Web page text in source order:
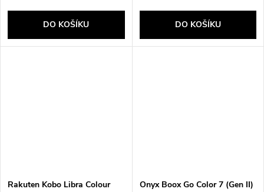
DO KOŠÍKU DO KOŠÍKU
Rakuten Kobo Libra Colour
Onyx Boox Go Color 7 (Gen II)